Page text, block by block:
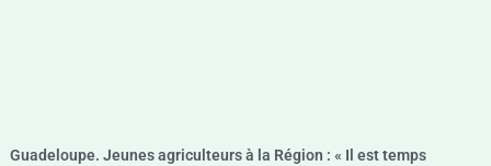
Guadeloupe. Jeunes agriculteurs à la Région : « Il est temps